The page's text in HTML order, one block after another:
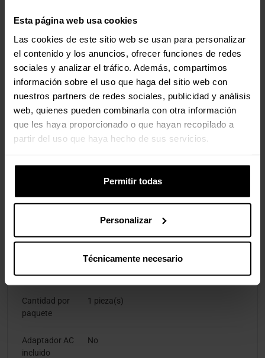
Esta página web usa cookies
Las cookies de este sitio web se usan para personalizar
el contenido y los anuncios, ofrecer funciones de redes
sociales y analizar el tráfico. Además, compartimos
información sobre el uso que haga del sitio web con
nuestros partners de redes sociales, publicidad y análisis
web, quienes pueden combinarla con otra información
que les haya proporcionado o que hayan recopilado a
partir del uso que haya hecho de sus servicios.
Permitir todas
Personalizar
Técnicamente necesario
operativa
Intervalo de
humedad
relativa para
20 - 95%
Peso y dimensiones
32,5 mm
Peso 52 g
Empaquetado
Cantidad por
paquete
1 pieza(s)
Adaptador AC
incluido
No